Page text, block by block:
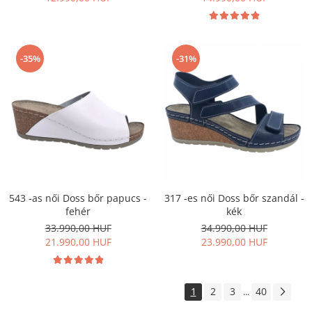
-35%
543 -as női Doss bőr papucs -
fehér
33.990,00 HUF
21.990,00 HUF
-31%
317 -es női Doss bőr szandál -
kék
34.990,00 HUF
23.990,00 HUF
1 2 3 ... 40